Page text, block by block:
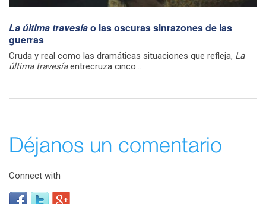
La última travesíao las oscuras sinrazones de las
guerras
Cruda y real como las dramáticas situaciones que refleja, La
última travesíaentrecruza cinco...
Déjanos un comentario
Connect with